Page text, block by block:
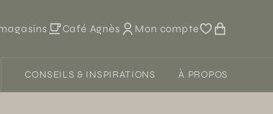
Café Agnès Mon compte
CONSEILS & INSPIRATIONS À PROPOS